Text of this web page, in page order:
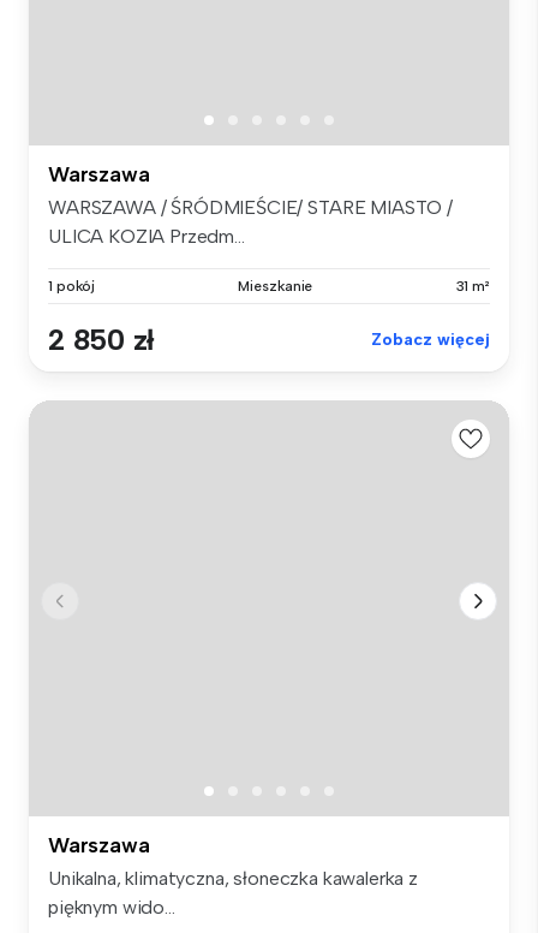
Warszawa
WARSZAWA / ŚRÓDMIEŚCIE/ STARE MIASTO /
ULICA KOZIA Przedm...
1 pokój Mieszkanie 31 m²
2 850 zł Zobacz więcej
Warszawa
Unikalna, klimatyczna, słoneczka kawalerka z
pięknym wido...